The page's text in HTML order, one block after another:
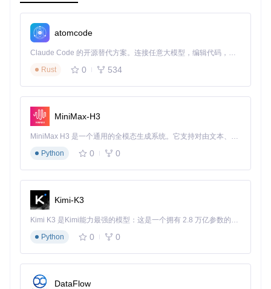
保在手机和桌面设备上都有最佳阅读体验。这些进阶功能让你
的文档既美观又实用。
🔧 资源获取与社区参与
获取全部CSS主题模板：
git clone
cd
加入我们的开源社区，你可以：提交新的主题设计、报告使用
助更多人打造更专业的Markdown文档！
markdown-css
A tool convert css style into markdown inline style
https://gitcode.com/gh_mirrors/mark/markdown-css
atomcode
Claude Code 的开源替代方案。连接任意大模型，编辑代码，运行命令，自动验证 — 全自动执行。用 Rust 构建，极致性能。 ｜ An open-source alternative to Claude Code. Connect any LLM, edit code, run commands, and verify changes — autonomously. Built in Rust for speed. Get Started
Rust
0 534
MiniMax-H3
MiniMax H3 是一个通用的全模态生成系统。它支持对由文本、图像、视频和音频组成的多模态上下文进行统一理解，并能生成分辨率高达 2K、时长可达 15 秒的带原生立体声音频的视频。得益于面向任务泛化的系统设计，H3 在预训练阶段就已具备广泛的多模态上下文理解与生成能力，能够出色地执行复杂的多模态指令。
Python
0 0
Kimi-K3
Kimi K3 是Kimi能力最强的模型：这是一个拥有 2.8 万亿参数的混合专家（MoE）模型，具备原生视觉理解能力，并支持 100 万 token 的上下文窗口。
Python
0 0
DataFlow